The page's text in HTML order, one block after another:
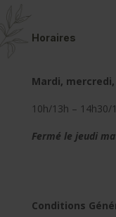
Horaires
Mardi,
10h/13h – 14h30/
Fermé le jeudi
Conditions